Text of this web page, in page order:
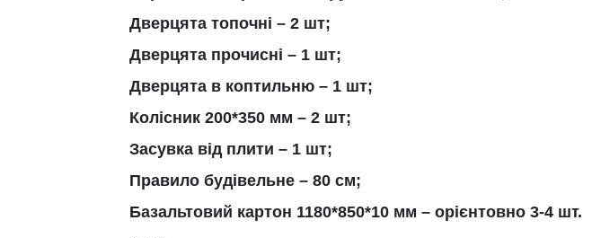
Дверцята топочні – 2 шт;
Дверцята прочисні – 1 шт;
Дверцята в коптильню – 1 шт;
Колісник 200*350 мм – 2 шт;
Засувка від плити – 1 шт;
Правило будівельне – 80 см;
Базальтовий картон 1180*850*10 мм – орієнтовно 3-4 шт.